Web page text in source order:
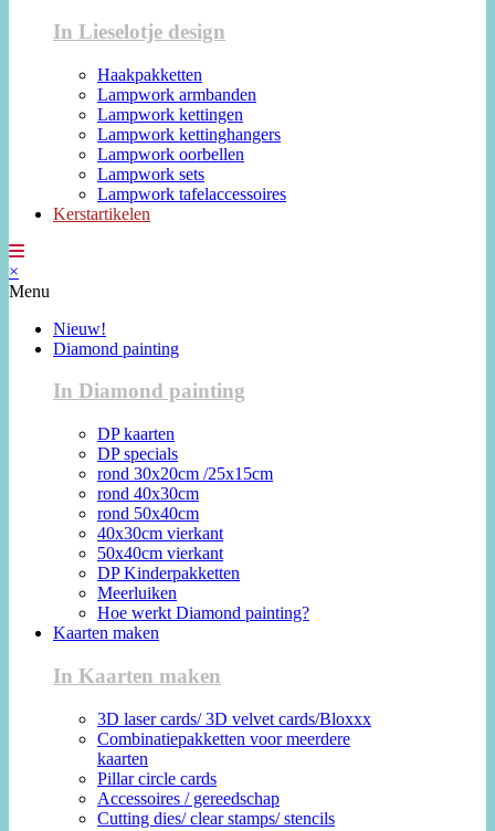
In Lieselotje design
Haakpakketten
Lampwork armbanden
Lampwork kettingen
Lampwork kettinghangers
Lampwork oorbellen
Lampwork sets
Lampwork tafelaccessoires
Kerstartikelen
×
Menu
Nieuw!
Diamond painting
In Diamond painting
DP kaarten
DP specials
rond 30x20cm /25x15cm
rond 40x30cm
rond 50x40cm
40x30cm vierkant
50x40cm vierkant
DP Kinderpakketten
Meerluiken
Hoe werkt Diamond painting?
Kaarten maken
In Kaarten maken
3D laser cards/ 3D velvet cards/Bloxxx
Combinatiepakketten voor meerdere
kaarten
Pillar circle cards
Accessoires / gereedschap
Cutting dies/ clear stamps/ stencils